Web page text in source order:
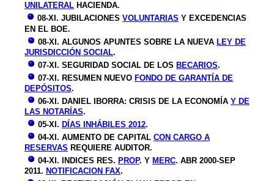
UNILATERAL HACIENDA.
08-XI. JUBILACIONES VOLUNTARIAS Y EXCEDENCIAS
EN EL BOE.
08-XI. ALGUNOS APUNTES SOBRE LA NUEVA LEY DE
JURISDICCIÓN SOCIAL.
07-XI. SEGURIDAD SOCIAL DE LOS BECARIOS.
07-XI. RESUMEN NUEVO FONDO DE GARANTÍA DE
DEPÓSITOS.
06-XI. DANIEL IBORRA: CRISIS DE LA ECONOMÍA Y DE
LAS NOTARÍAS.
05-XI. DÍAS INHÁBILES 2012.
04-XI. AUMENTO DE CAPITAL CON CARGO A
RESERVAS REQUIERE AUDITOR.
04-XI. I
NDICES RES. PROP. Y MERC. ABR 2000-SEP
2011. NOTIFICACION FAX.